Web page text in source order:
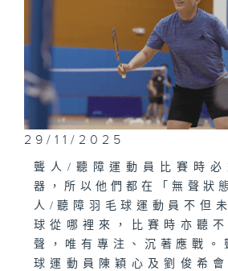
29/11/2025
聾人/聽障運動員比賽時必
器，所以他們都在「無聲狀
人/聽障羽毛球運動員不但
球從哪裡來，比賽時亦聽
聲，唯有專注、沉著應戰。
球運動員陳穎心及劉俊希